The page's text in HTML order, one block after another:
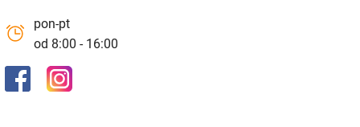
pon-pt
od 8:00 - 16:00